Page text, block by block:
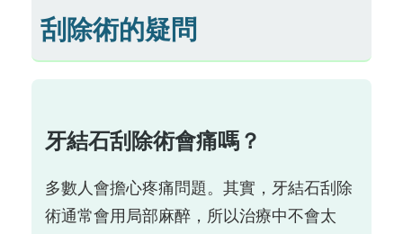
刮除術的疑問
牙結石刮除術會痛嗎？
多數人會擔心疼痛問題。其實，牙結石刮除
術通常會用局部麻醉，所以治療中不會太